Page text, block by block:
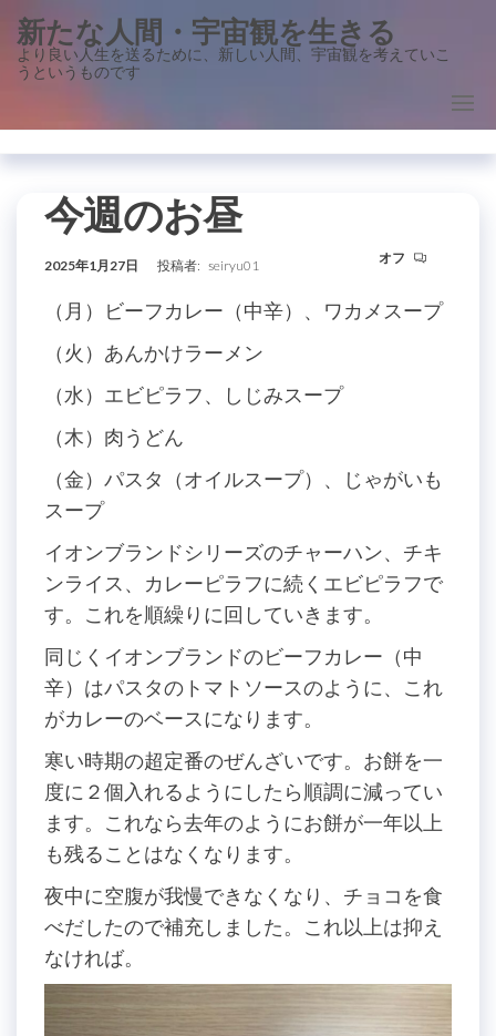
ン
に
新たな人間・宇宙観を生きる
より良い人生を送るために、新しい人間、宇宙観を考えていこ
うというものです
今週のお昼
2025年1月27日 投稿者: seiryu01 オフ
（月）ビーフカレー（中辛）、ワカメスープ
（火）あんかけラーメン
（水）エビピラフ、しじみスープ
（木）肉うどん
（金）パスタ（オイルスープ）、じゃがいも
スープ
イオンブランドシリーズのチャーハン、チキ
ンライス、カレーピラフに続くエビピラフで
す。これを順繰りに回していきます。
同じくイオンブランドのビーフカレー（中
辛）はパスタのトマトソースのように、これ
がカレーのベースになります。
寒い時期の超定番のぜんざいです。お餅を一
度に２個入れるようにしたら順調に減ってい
ます。これなら去年のようにお餅が一年以上
も残ることはなくなります。
夜中に空腹が我慢できなくなり、チョコを食
べだしたので補充しました。これ以上は抑え
なければ。